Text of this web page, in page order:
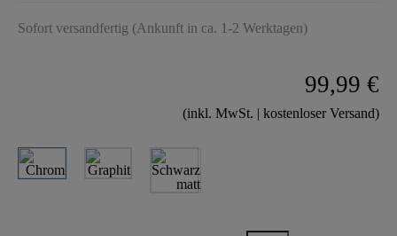
Sofort versandfertig (Ankunft in ca. 1-2 Werktagen)
99,99 €
(inkl. MwSt. | kostenloser Versand)